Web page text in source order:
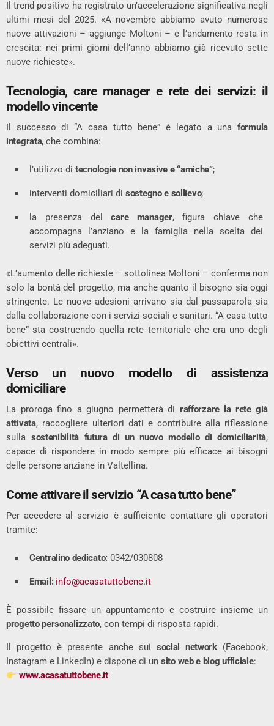
Il trend positivo ha registrato un’accelerazione significativa negli
ultimi mesi del 2025. «A novembre abbiamo avuto numerose
nuove attivazioni – aggiunge Moltoni – e l’andamento resta in
crescita: nei primi giorni dell’anno abbiamo già ricevuto sette
nuove richieste».
Tecnologia, care manager e rete dei servizi: il
modello vincente
Il successo di “A casa tutto bene” è legato a unaformula
integrata, che combina:
l’utilizzo di tecnologie non invasive e “amiche”;
interventi domiciliari di sostegno e sollievo;
la presenza delcare manager, figura chiave che
accompagna l’anziano e la famiglia nella scelta dei
servizi più adeguati.
«L’aumento delle richieste – sottolinea Moltoni – conferma non
solo la bontà del progetto, ma anche quanto il bisogno sia oggi
stringente. Le nuove adesioni arrivano sia dal passaparola sia
dalla collaborazione con i servizi sociali e sanitari. “A casa tutto
bene” sta costruendo quella rete territoriale che era uno degli
obiettivi centrali».
Verso un nuovo modello di assistenza
domiciliare
La proroga fino a giugno permetterà di rafforzare la rete già
attivata, raccogliere ulteriori dati e contribuire alla riflessione
sulla sostenibilità futura di un nuovo modello di domiciliarità,
capace di rispondere in modo sempre più efficace ai bisogni
delle persone anziane in Valtellina.
Come attivare il servizio “A casa tutto bene”
Per accedere al servizio è sufficiente contattare gli operatori
tramite:
Centralino dedicato: 0342/030808
Email: info@acasatuttobene.it
È possibile fissare un appuntamento e costruire insieme un
progetto personalizzato, con tempi di risposta rapidi.
Il progetto è presente anche sui social network(Facebook,
Instagram e LinkedIn) e dispone di un sito web e blog ufficiale:
www.acasatuttobene.it